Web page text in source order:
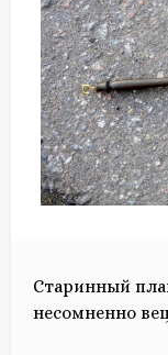
Старинный
несомненно